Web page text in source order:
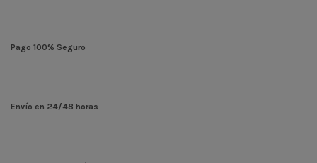
Pago 100% Seguro
Envío en 24/48 horas